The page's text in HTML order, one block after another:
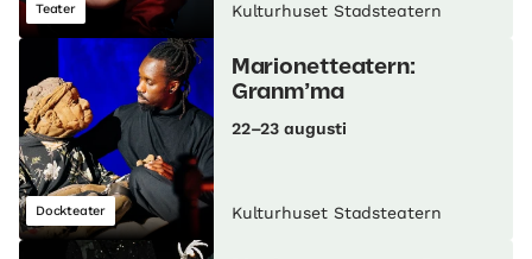
Teater Kulturhuset Stadsteatern
Dockteater
Marionetteatern:
Granm’ma
22–23 augusti
Kulturhuset Stadsteatern